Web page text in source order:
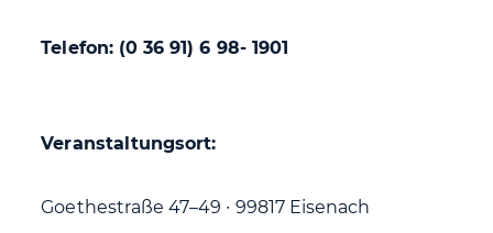
Telefon: (0 36 91) 6 98- 1901
Veranstaltungsort:
Goethestraße 47–49 ∙ 99817 Eisenach